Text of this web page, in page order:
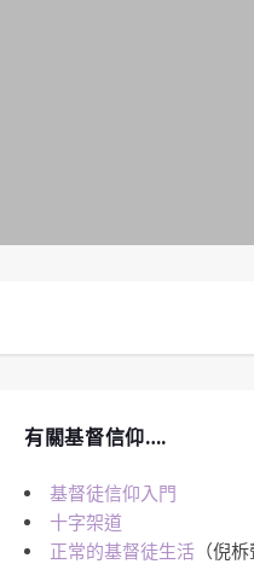
有關基督信仰….
基督徒信仰入門
十字架道
正常的基督徒生活 （倪柝